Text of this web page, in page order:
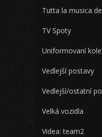
Tutta la musica
TV Spoty
Uniformovaní
Vedlejší postavy
Vedlejší/ostatní
Velká vozidla
Videa: team2